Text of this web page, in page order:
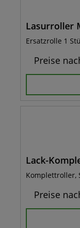
Lasurroller
Ersatzrolle 1
Preise
Lack-
Komplettroller,
Preise